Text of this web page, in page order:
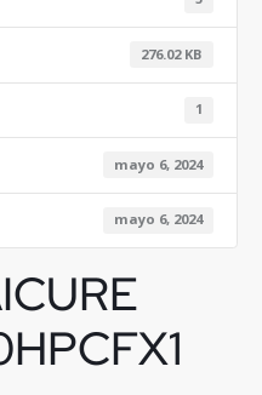
276.02 KB
1
mayo 6, 2024
mayo 6, 2024